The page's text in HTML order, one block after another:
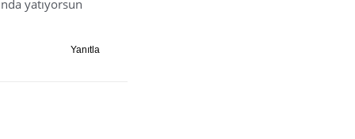
yatıyorsun
Yanıtla